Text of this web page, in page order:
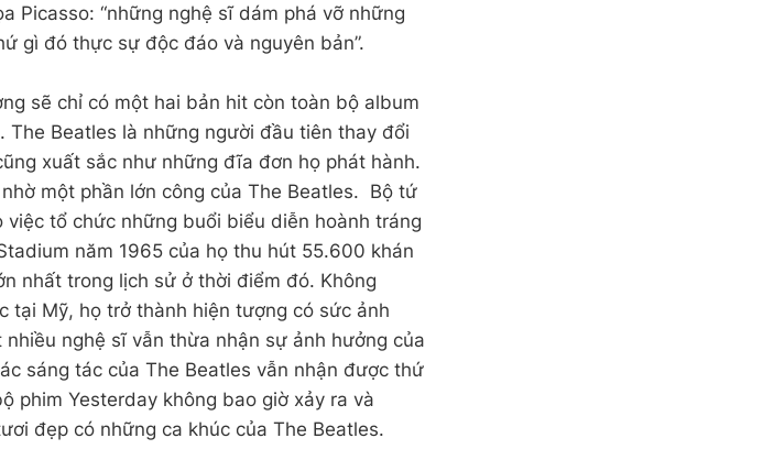
Picasso: “những nghệ sĩ dám phá vỡ những
gì đó thực sự độc đáo và nguyên bản”.
sẽ chỉ có một hai bản hit còn toàn bộ album
Beatles là những người đầu tiên thay đổi
xuất sắc như những đĩa đơn họ phát hành.
một phần lớn công của The Beatles. Bộ tứ
tổ chức những buổi biểu diễn hoành tráng
năm 1965 của họ thu hút 55.600 khán
nhất trong lịch sử ở thời điểm đó. Không
tại Mỹ, họ trở thành hiện tượng có sức ảnh
nghệ sĩ vẫn thừa nhận sự ảnh hưởng của
sáng tác của The Beatles vẫn nhận được thứ
phim Yesterday không bao giờ xảy ra và
đẹp có những ca khúc của The Beatles.